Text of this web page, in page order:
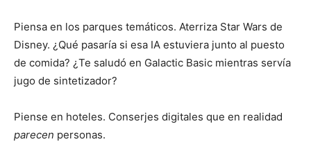
Piensa en los parques temáticos. Aterriza Star Wars de
Disney. ¿Qué pasaría si esa IA estuviera junto al puesto
de comida? ¿Te saludó en Galactic Basic mientras servía
jugo de sintetizador?
Piense en hoteles. Conserjes digitales que en realidad
parecen personas.